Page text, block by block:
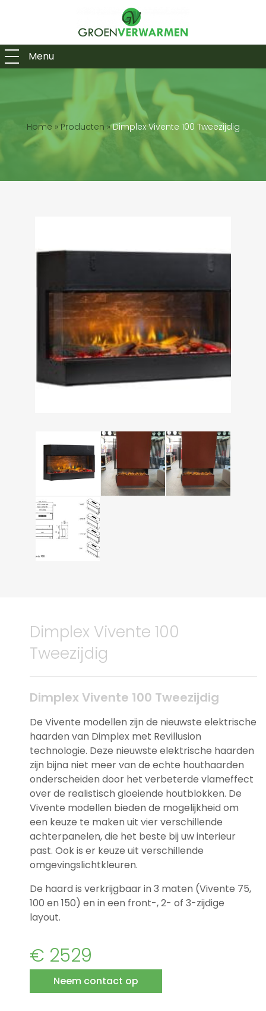
Menu
Home» Producten »Dimplex Vivente 100 Tweezijdig
Dimplex Vivente 100
Tweezijdig
Dimplex Vivente 100 Tweezijdig
De Vivente modellen zijn de nieuwste elektrische
haarden van Dimplex met Revillusion
technologie. Deze nieuwste elektrische haarden
zijn bijna niet meer van de echte houthaarden
onderscheiden door het verbeterde vlameffect
over de realistisch gloeiende houtblokken. De
Vivente modellen bieden de mogelijkheid om
een keuze te maken uit vier verschillende
achterpanelen, die het beste bij uw interieur
past. Ook is er keuze uit verschillende
omgevingslichtkleuren.
De haard is verkrijgbaar in 3 maten (Vivente 75,
100 en 150) en in een front-, 2- of 3-zijdige
layout.
€ 2529
Neem contact op